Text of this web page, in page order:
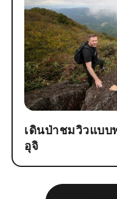
เดินป่าชมวิวแบบ
อุจิ